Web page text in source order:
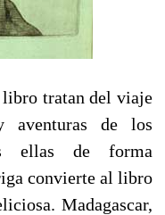
libro tratan del viaje
aventuras de los
ellas de forma
convierte al libro
Madagascar,